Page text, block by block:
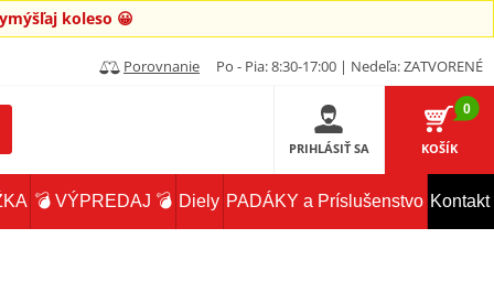
koleso 😀
Porovnanie Po - Pia: 8:30-17:00 | Nedeľa: ZATVORENÉ
PRIHLÁSIŤ SA
0
KOŠÍK
💣 VÝPREDAJ 💣 Diely PADÁKY a Príslušenstvo Kontakt